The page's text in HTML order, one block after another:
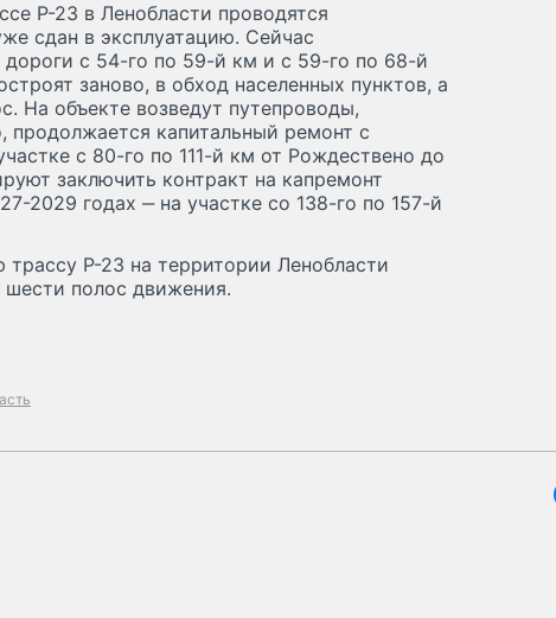
Р-23 в Ленобласти проводятся
сдан в эксплуатацию. Сейчас
дороги с 54-го по 59-й км и с 59-го по 68-й
заново, в обход населенных пунктов, а
На объекте возведут путепроводы,
продолжается капитальный ремонт с
с 80-го по 111-й км от Рождествено до
заключить контракт на капремонт
2029 годах ‒ на участке со 138-го по 157-й
Р-23 на территории Ленобласти
полос движения.